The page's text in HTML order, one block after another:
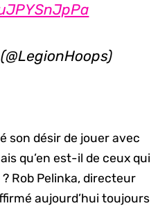
son désir de jouer avec
qu’en est-il de ceux qui
Rob Pelinka, directeur
aujourd’hui toujours